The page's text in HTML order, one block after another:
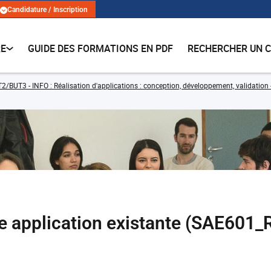
Candidature / Inscription
GUIDE DES FORMATIONS EN PDF RECHERCHER UN
BUT3 - INFO : Réalisation d'applications : conception, développement,
application existante